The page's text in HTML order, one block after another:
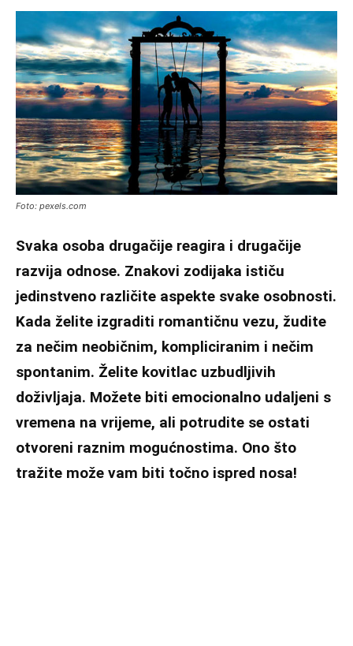
Foto: pexels.com
Svaka osoba drugačije reagira i drugačije
razvija odnose. Znakovi zodijaka ističu
jedinstveno različite aspekte svake osobnosti.
Kada želite izgraditi romantičnu vezu, žudite
za nečim neobičnim, kompliciranim i nečim
spontanim. Želite kovitlac uzbudljivih
doživljaja. Možete biti emocionalno udaljeni s
vremena na vrijeme, ali potrudite se ostati
otvoreni raznim mogućnostima. Ono što
tražite može vam biti točno ispred nosa!